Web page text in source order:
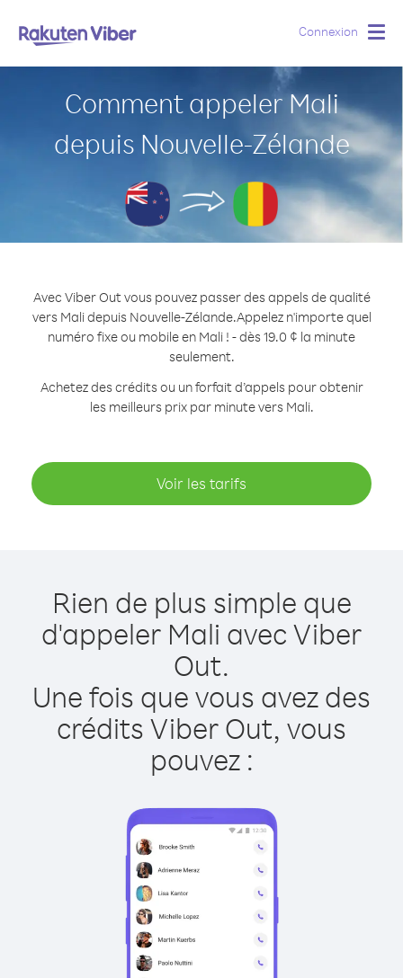
Connexion
Comment appeler Mali
depuis Nouvelle-Zélande
Avec Viber Out vous pouvez passer des appels de qualité
vers Mali depuis Nouvelle-Zélande.Appelez n'importe quel
numéro fixe ou mobile en Mali ! - dès 19.0 ¢ la minute
seulement.
Achetez des crédits ou un forfait d’appels pour obtenir
les meilleurs prix par minute vers Mali.
Voir les tarifs
Rien de plus simple que
d'appeler Mali avec Viber
Out.
Une fois que vous avez des
crédits Viber Out, vous
pouvez :